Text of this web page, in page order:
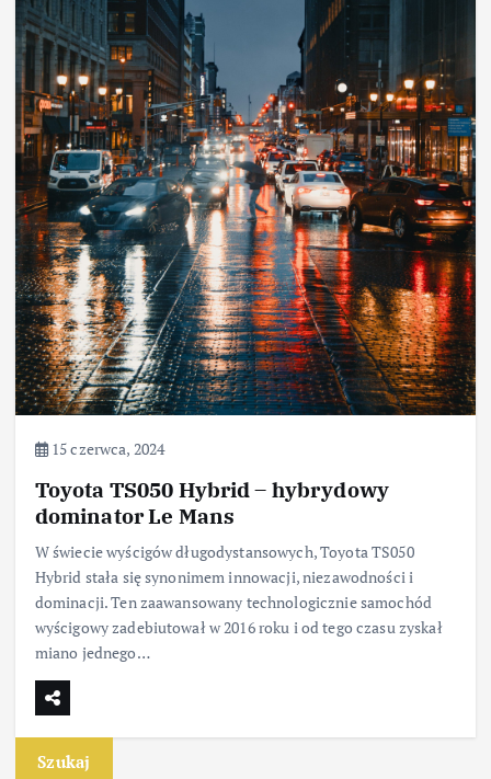
15 czerwca, 2024
Toyota TS050 Hybrid – hybrydowy
dominator Le Mans
W świecie wyścigów długodystansowych, Toyota TS050
Hybrid stała się synonimem innowacji, niezawodności i
dominacji. Ten zaawansowany technologicznie samochód
wyścigowy zadebiutował w 2016 roku i od tego czasu zyskał
miano jednego…
Szukaj